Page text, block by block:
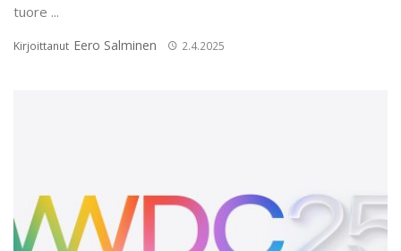
tuore ...
Kirjoittanut Eero Salminen 2.4.2025